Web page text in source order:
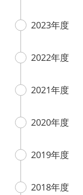
2023年度
2022年度
2021年度
2020年度
2019年度
2018年度